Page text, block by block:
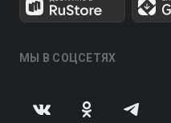
МЫ В СОЦСЕТЯХ